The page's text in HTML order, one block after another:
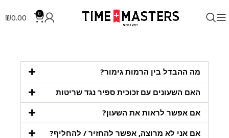
0
₪0.00
מה ההבדל בין הרמות גימור?
האם השעונים עם זכוכית ספיר נגד שריטות
אם אפשר לראות את השעון?
אם אני לא מרוצה, אפשר להחזיר / להחליף?